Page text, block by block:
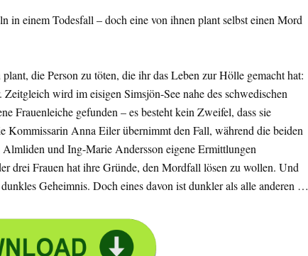
in einem Todesfall – doch eine von ihnen plant selbst einen Mord
die Person zu töten, die ihr das Leben zur Hölle gemacht hat:
Zeitgleich wird im eisigen Simsjön-See nahe des schwedischen
Frauenleiche gefunden – es besteht kein Zweifel, dass sie
Kommissarin Anna Eiler übernimmt den Fall, während die beiden
und Ing-Marie Andersson eigene Ermittlungen
drei Frauen hat ihre Gründe, den Mordfall lösen zu wollen. Und
Geheimnis. Doch eines davon ist dunkler als alle anderen …